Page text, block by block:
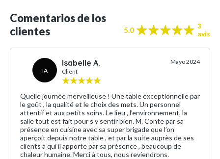
Comentarios de los
clientes
5.0
3
avis
IA
Isabelle A.
Client
Mayo 2024
Quelle journée merveilleuse ! Une table exceptionnelle par
le goût , la qualité et le choix des mets. Un personnel
attentif et aux petits soins. Le lieu , l’environnement, la
salle tout est fait pour s’y sentir bien. M. Conte par sa
présence en cuisine avec sa super brigade que l’on
aperçoit depuis notre table , et par la suite auprès de ses
clients à qui il apporte par sa présence , beaucoup de
chaleur humaine. Merci à tous, nous reviendrons.